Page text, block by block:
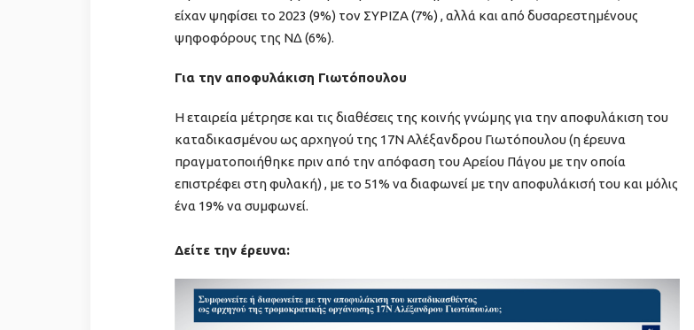
είχαν ψηφίσει το 2023 (9%) τον ΣΥΡΙΖΑ (7%) , αλλά και από δυσαρεστημένους
ψηφοφόρους της ΝΔ (6%).
Για την αποφυλάκιση Γιωτόπουλου
Η εταιρεία μέτρησε και τις διαθέσεις της κοινής γνώμης για την αποφυλάκιση του
καταδικασμένου ως αρχηγού της 17Ν Αλέξανδρου Γιωτόπουλου (η έρευνα
πραγματοποιήθηκε πριν από την απόφαση του Αρείου Πάγου με την οποία
επιστρέφει στη φυλακή) , με το 51% να διαφωνεί με την αποφυλάκισή του και μόλις
ένα 19% να συμφωνεί.
Δείτε την έρευνα: